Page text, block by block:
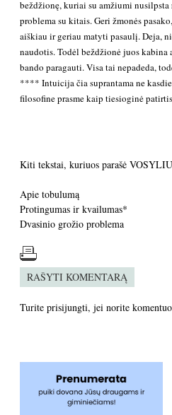
beždžionę, kuriai su amžiumi nusilpsta
problema su kitais. Geri žmonės
aiškiau ir geriau matyti pasaulį. Deja,
naudotis. Todėl beždžionė juos kabina
bando paragauti. Visa tai nepadeda,
**** Intuicija čia suprantama ne
filosofine prasme kaip tiesioginė
Kiti tekstai, kuriuos parašė
Apie tobulumą
Protingumas ir kvailumas*
Dvasinio grožio problema
RAŠYTI KOMENTARĄ
Turite prisijungti, jei norite